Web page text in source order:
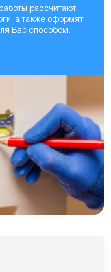
рассчитают
а также оформят
Вас способом.